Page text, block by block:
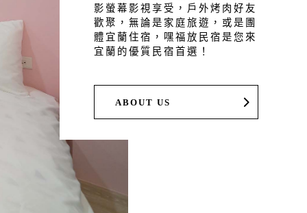
影螢幕影視享受，戶外烤肉好友
歡聚，無論是家庭旅遊，或是團
體宜蘭住宿，嘿福放民宿是您來
宜蘭的優質民宿首選！
ABOUT US